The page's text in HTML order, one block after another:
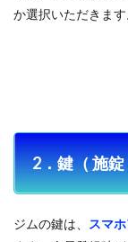
か選択いただきます
2．鍵（ 施
ジムの鍵は、 スマ